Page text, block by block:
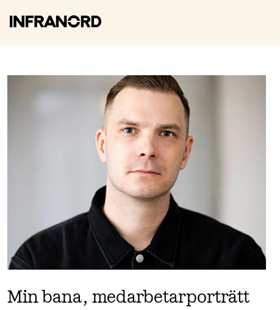
Min bana, medarbetarporträtt